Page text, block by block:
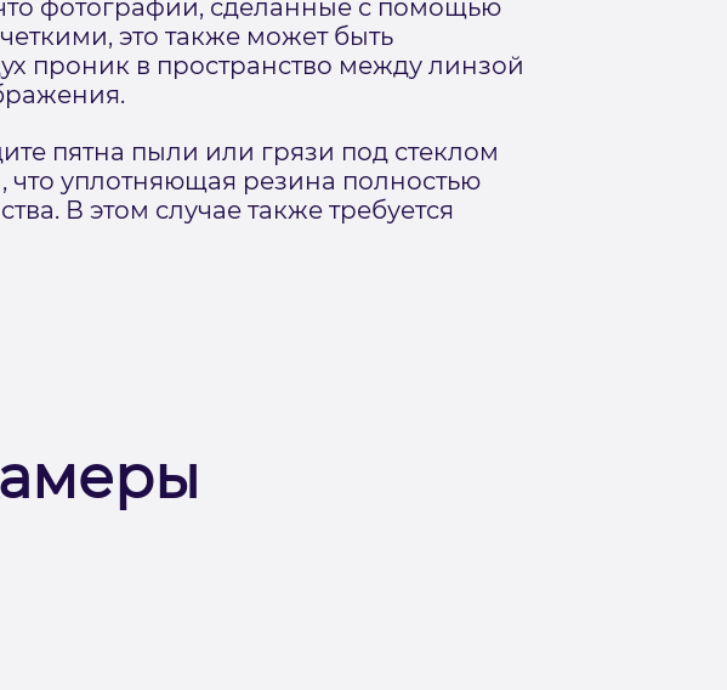
фотографии, сделанные с помощью
это также может быть
проник в пространство между линзой
пятна пыли или грязи под стеклом
что уплотняющая резина полностью
В этом случае также требуется